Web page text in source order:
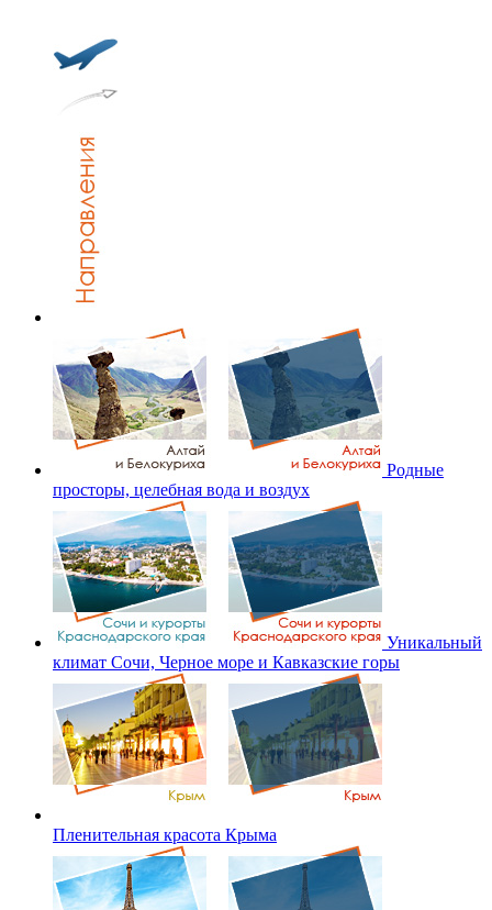
Родные
просторы, целебная вода и воздух
Уникальный
климат Сочи, Черное море и Кавказские горы
Пленительная красота Крыма